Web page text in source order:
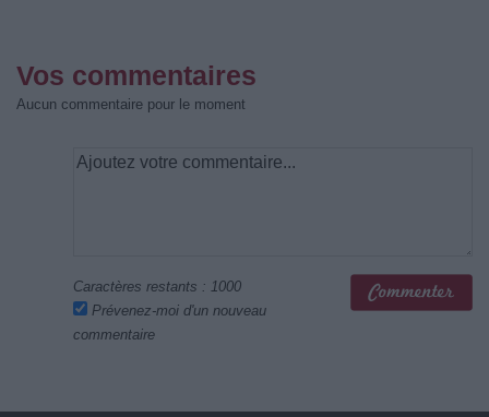
Vos commentaires
Aucun commentaire pour le moment
Caractères restants : 1000
Prévenez-moi d'un nouveau
commentaire